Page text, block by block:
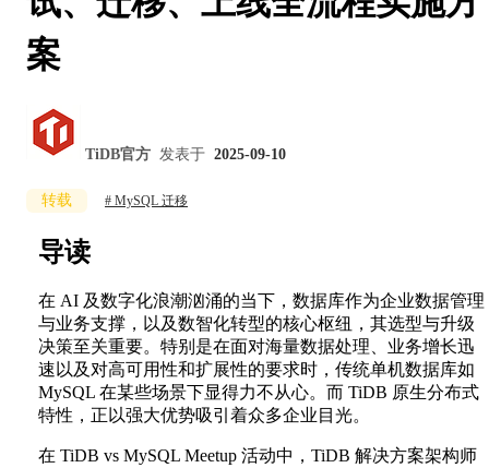
案
TiDB官方 发表于 2025-09-10
转载 MySQL 迁移
导读
在 AI 及数字化浪潮汹涌的当下，数据库作为企业数据管理
与业务支撑，以及数智化转型的核心枢纽，其选型与升级
决策至关重要。特别是在面对海量数据处理、业务增长迅
速以及对高可用性和扩展性的要求时，传统单机数据库如
MySQL 在某些场景下显得力不从心。而 TiDB 原生分布式
特性，正以强大优势吸引着众多企业目光。
在 TiDB vs MySQL Meetup 活动中，TiDB 解决方案架构师